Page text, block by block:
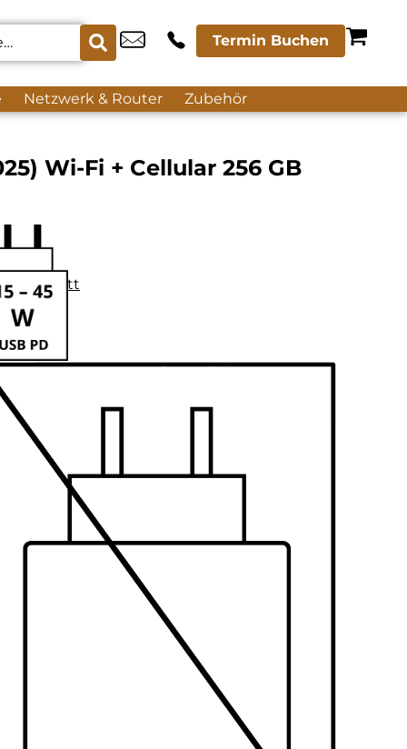
Termin Buchen
Netzwerk & Router Zubehör
Wi-Fi + Cellular 256 GB